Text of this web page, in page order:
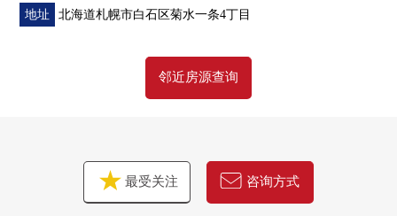
地址 北海道札幌市白石区菊水一条4丁目
邻近房源查询
最受关注 咨询方式